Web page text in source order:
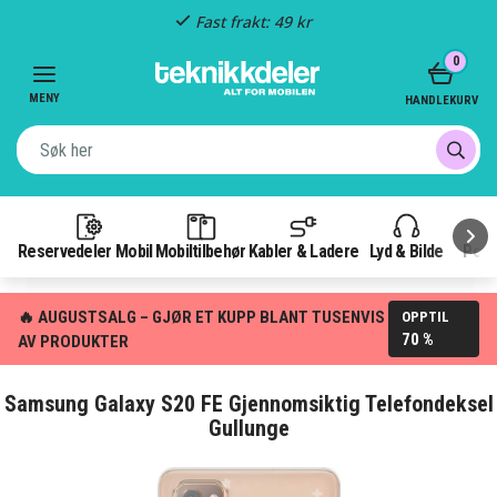
Fast frakt: 49 kr
MENY
Reservedeler Mobil Mobiltilbehør Kabler & Ladere Lyd & Bilde
0
HANDLEKURV
🔥 AUGUSTSALG – GJØR ET KUPP BLANT TUSENVIS
AV PRODUKTER
OPPTIL
70 %
Samsung Galaxy S20 FE Gjennomsiktig Telefondeksel
Gullunge